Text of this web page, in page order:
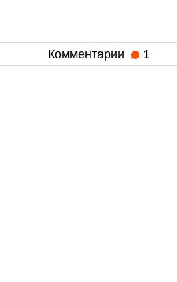
Комментарии 1